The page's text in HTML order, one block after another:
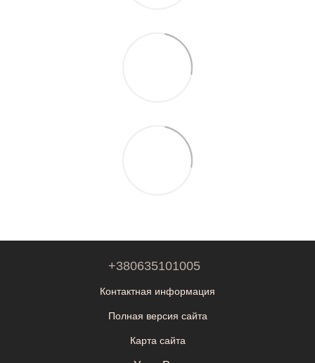
+380635101005
Контактная информация
Полная версия сайта
Карта сайта